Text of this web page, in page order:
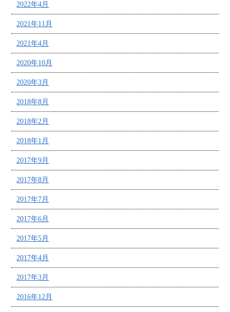
2022年4月
2021年11月
2021年4月
2020年10月
2020年3月
2018年8月
2018年2月
2018年1月
2017年9月
2017年8月
2017年7月
2017年6月
2017年5月
2017年4月
2017年3月
2016年12月